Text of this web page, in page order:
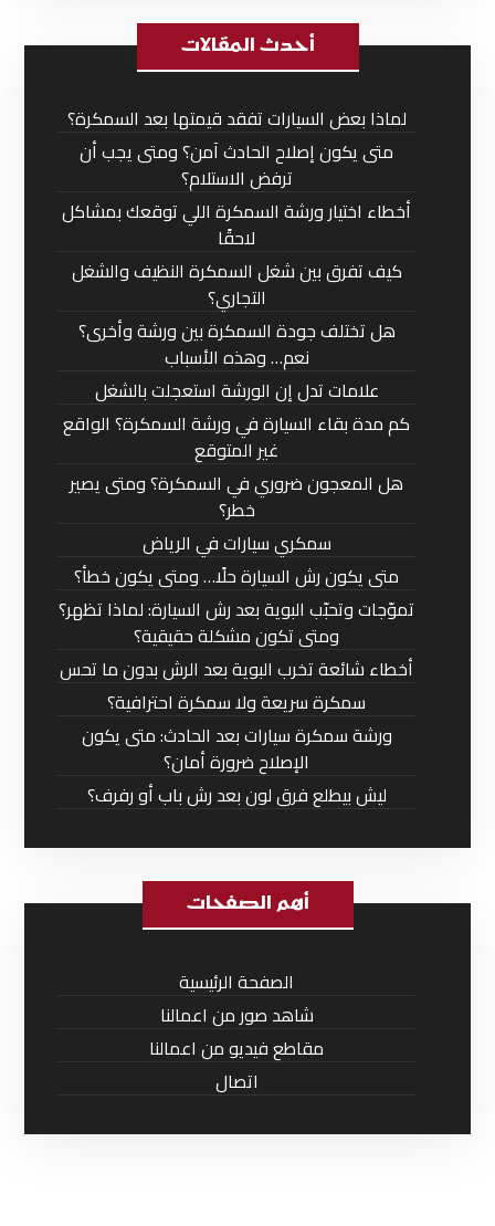
أحدث المقالات
لماذا بعض السيارات تفقد قيمتها بعد السمكرة؟
متى يكون إصلاح الحادث آمن؟ ومتى يجب أن
ترفض الاستلام؟
أخطاء اختيار ورشة السمكرة اللي توقعك بمشاكل
لاحقًا
كيف تفرق بين شغل السمكرة النظيف والشغل
التجاري؟
هل تختلف جودة السمكرة بين ورشة وأخرى؟
نعم… وهذه الأسباب
علامات تدل إن الورشة استعجلت بالشغل
كم مدة بقاء السيارة في ورشة السمكرة؟ الواقع
غير المتوقع
هل المعجون ضروري في السمكرة؟ ومتى يصير
خطر؟
سمكري سيارات في الرياض
متى يكون رش السيارة حلًا… ومتى يكون خطأ؟
تموّجات وتحبّب البوية بعد رش السيارة: لماذا تظهر؟
ومتى تكون مشكلة حقيقية؟
أخطاء شائعة تخرب البوية بعد الرش بدون ما تحس
سمكرة سريعة ولا سمكرة احترافية؟
ورشة سمكرة سيارات بعد الحادث: متى يكون
الإصلاح ضرورة أمان؟
ليش بيطلع فرق لون بعد رش باب أو رفرف؟
أهم الصفحات
الصفحة الرئيسية
شاهد صور من اعمالنا
مقاطع فيديو من اعمالنا
اتصال